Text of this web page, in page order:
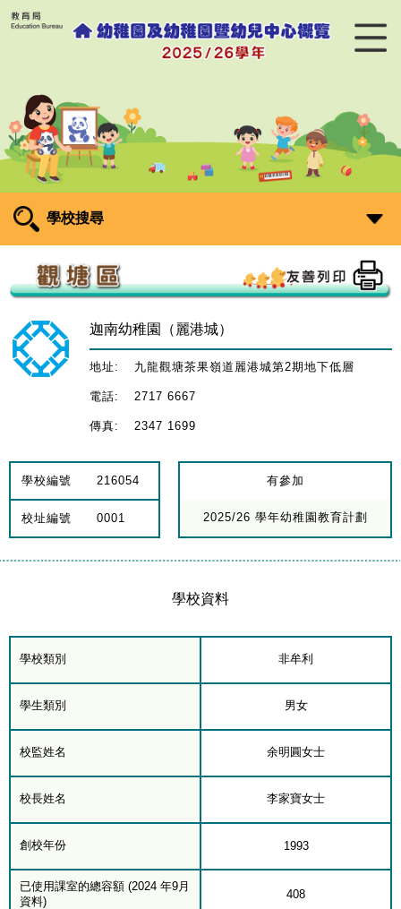
學校搜尋
迦南幼稚園（麗港城）
地址: 九龍觀塘茶果嶺道麗港城第2期地下低層
電話: 2717 6667
傳真: 2347 1699
學校編號 216054
校址編號 0001
有參加
2025/26 學年幼稚園教育計劃
學校資料
學校類別 非牟利
學生類別 男女
校監姓名 余明圓女士
校長姓名 李家寶女士
創校年份 1993
已使用課室的總容額 (2024 年9月
資料)
408